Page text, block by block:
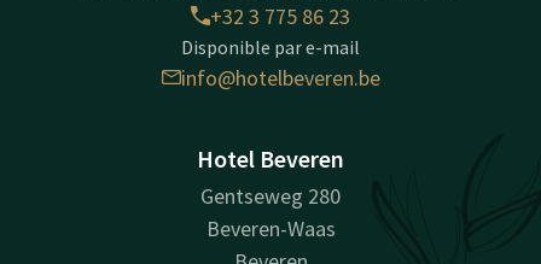
+32 3 775 86 23
Disponible par e-mail
info@hotelbeveren.be
Hotel Beveren
Gentseweg 280
Beveren-Waas